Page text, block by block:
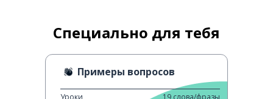
Специально для тебя
Примеры вопросов
Уроки 19 слова/фразы